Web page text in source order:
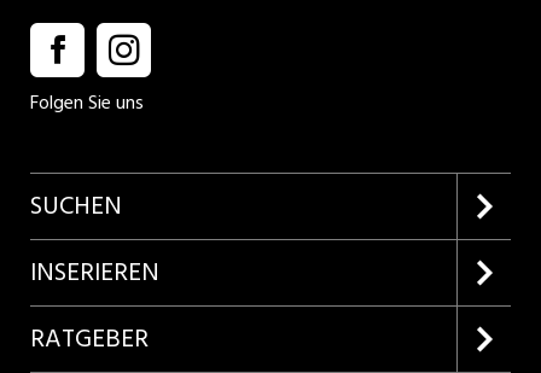
Folgen Sie uns
SUCHEN
Firmenprofile entdecken
Lehrstellen suchen
INSERIEREN
Kundenlogin
RATGEBER